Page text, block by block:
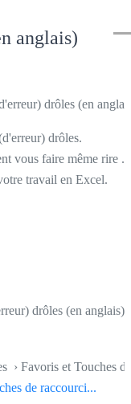
anglais)
drôles (en
drôles.
vous faire même rire
travail en Excel.
drôles (en anglais)
› Favoris et Touches de
de raccourci...